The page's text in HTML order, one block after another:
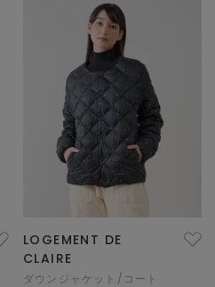
LOGEMENT DE
CLAIRE
ダウンジャケット/コート